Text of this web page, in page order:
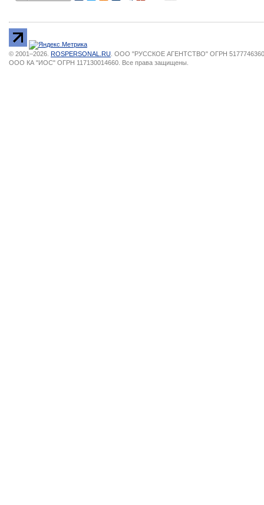
© 2001–2026. ROSPERSONAL.RU . ООО "РУССКОЕ АГЕНТСТВО" ОГРН
ООО КА "ИОС" ОГРН 117130014660. Все права защищены.